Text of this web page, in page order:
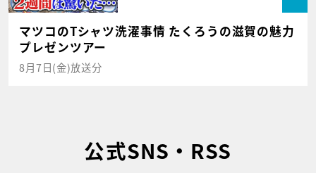
マツコのTシャツ洗濯事情 たくろうの滋賀の魅力
プレゼンツアー
8月7日(金)放送分
公式SNS・RSS